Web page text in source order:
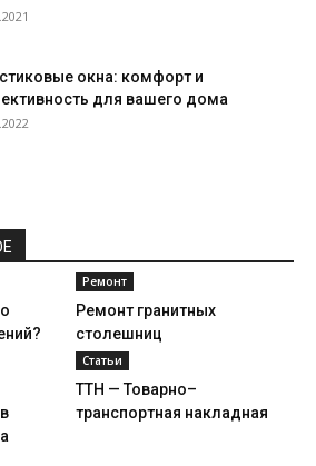
окна: комфорт и
для вашего дома
Ремонт
Ремонт гранитных
столешниц
Статьи
ТТН — Товарно–
транспортная накладная